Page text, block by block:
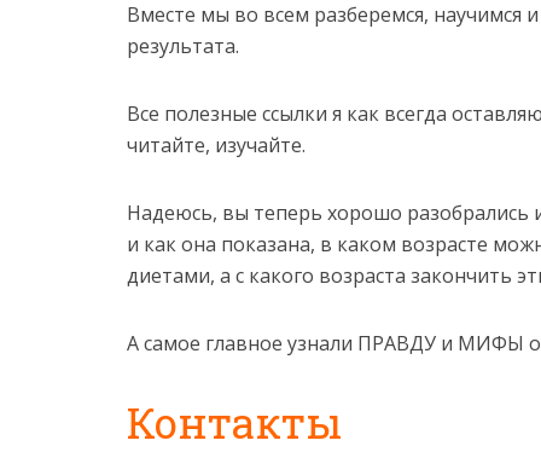
Вместе мы во всем разберемся, научимся
результата.
Все полезные ссылки я как всегда
читайте, изучайте.
Надеюсь, вы теперь хорошо разобрались
и как она показана, в каком возрасте
диетами, а с какого возраста закончить
А самое главное узнали ПРАВДУ и МИФЫ о
Контакты